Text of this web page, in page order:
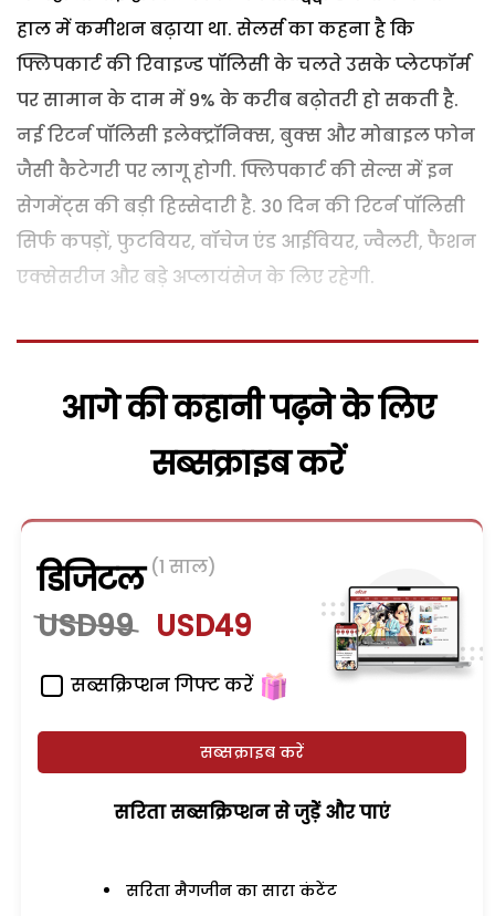
हाल में कमीशन बढ़ाया था. सेलर्स का कहना है कि
फ्लिपकार्ट की रिवाइज्ड पॉलिसी के चलते उसके प्लेटफॉर्म
पर सामान के दाम में 9% के करीब बढ़ोतरी हो सकती है.
नई रिटर्न पॉलिसी इलेक्ट्रॉनिक्स, बुक्स और मोबाइल फोन
जैसी कैटेगरी पर लागू होगी. फ्लिपकार्ट की सेल्स में इन
सेगमेंट्स की बड़ी हिस्सेदारी है. 30 दिन की रिटर्न पॉलिसी
सिर्फ कपड़ों, फुटवियर, वॉचेज एंड आईवियर, ज्वैलरी, फैशन
एक्सेसरीज और बड़े अप्लायंसेज के लिए रहेगी.
आगे की कहानी पढ़ने के लिए
सब्सक्राइब करें
डिजिटल (1 साल)
USD99 USD49
सब्सक्रिप्शन गिफ्ट करें
सब्सक्राइब करें
सरिता सब्सक्रिप्शन से जुड़ेें और पाएं
सरिता मैगजीन का सारा कंटेंट